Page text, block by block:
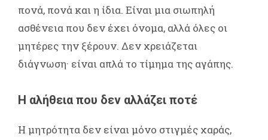
πονά, πονά και η ίδια. Είναι μια σιωπηλή
ασθένεια που δεν έχει όνομα, αλλά όλες οι
μητέρες την ξέρουν. Δεν χρειάζεται
διάγνωση· είναι απλά το τίμημα της αγάπης.
Η αλήθεια που δεν αλλάζει ποτέ
Η μητρότητα δεν είναι μόνο στιγμές χαράς,